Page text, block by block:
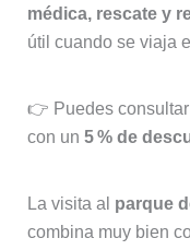
médica, rescate y
útil cuando se viaja
👉 Puedes
con un 5 % de
La visita al parque
combina muy bien